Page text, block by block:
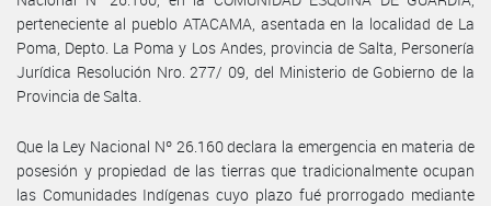
perteneciente al pueblo ATACAMA, asentada en la localidad de La
Poma, Depto. La Poma y Los Andes, provincia de Salta, Personería
Jurídica Resolución Nro. 277/ 09, del Ministerio de Gobierno de la
Provincia de Salta.
Que la Ley Nacional Nº 26.160 declara la emergencia en materia de
posesión y propiedad de las tierras que tradicionalmente ocupan
las Comunidades Indígenas cuyo plazo fué prorrogado mediante